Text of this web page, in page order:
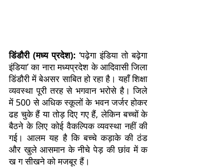
डिंडौरी (मध्य प्रदेश): ‘पढ़ेगा इंडिया तो बढ़ेगा
इंडिया’ का नारा मध्यप्रदेश के आदिवासी जिला
डिंडौरी में बेअसर साबित हो रहा है। यहाँ शिक्षा
व्यवस्था पूरी तरह से भगवान भरोसे है। जिले
में 500 से अधिक स्कूलों के भवन जर्जर होकर
ढह चुके हैं या तोड़ दिए गए हैं, लेकिन बच्चों के
बैठने के लिए कोई वैकल्पिक व्यवस्था नहीं की
गई। आलम यह है कि बच्चे कड़ाके की ठंड
और खुले आसमान के नीचे पेड़ की छांव में क
ख ग सीखने को मजबूर हैं।